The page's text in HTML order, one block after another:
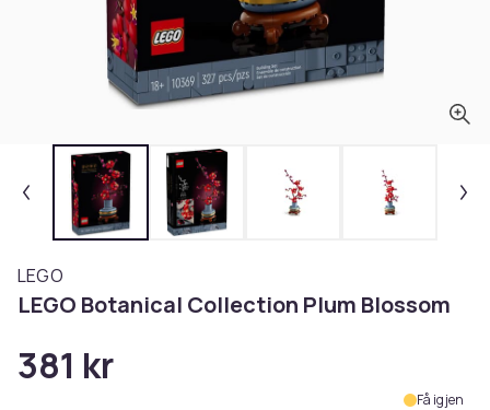
LEGO
LEGO Botanical Collection Plum Blossom
381 kr
Få igjen